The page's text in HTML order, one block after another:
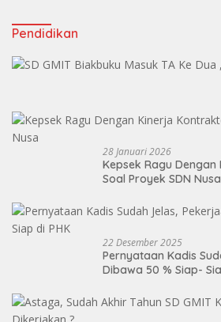
Pendidikan
28 Januari 2026
Kepsek Ragu
Soal Proyek SDN Nusa
22 Desember 2025
Pernyataan Kadis Sudah Jelas, Pekerjaan
Dibawa 50 %